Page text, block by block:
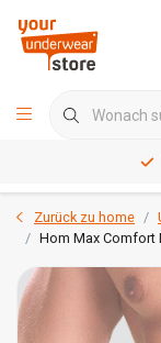
Zurück zu home
Hom Max Comfort